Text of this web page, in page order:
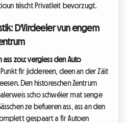
tëscht Privatleit bevorzugt.
D'Virdeeler vun engem
ass zou: vergiess den Auto
fir jiddereen, deen an der Zäit
Den historeschen Zentrum
scho schwéier mat senge
ze befueren ass, ass an den
gespaart a fir Autoen